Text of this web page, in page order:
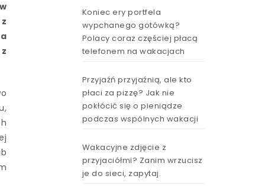
Koniec ery portfela
wypchanego gotówką?
Polacy coraz częściej płacą
telefonem na wakacjach
Przyjaźń przyjaźnią, ale kto
płaci za pizzę? Jak nie
pokłócić się o pieniądze
podczas wspólnych wakacji
Wakacyjne zdjęcie z
przyjaciółmi? Zanim wrzucisz
je do sieci, zapytaj.